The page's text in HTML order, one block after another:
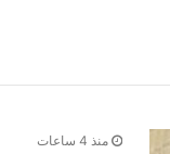
منذ 4 ساعات